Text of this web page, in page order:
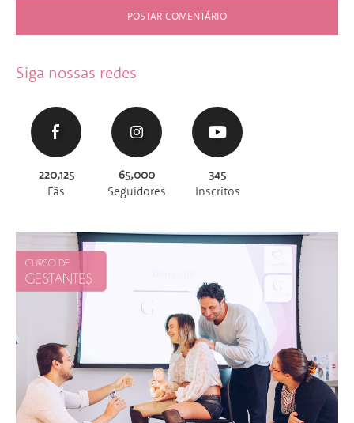
Siga nossas redes
220,125
Fãs
65,000
Seguidores
345
Inscritos